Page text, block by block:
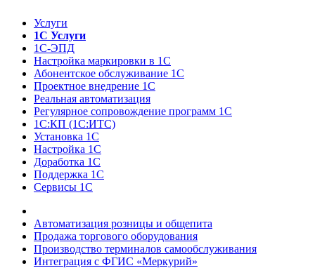
Услуги
1С Услуги
1С-ЭПД
Настройка маркировки в 1С
Абонентское обслуживание 1С
Проектное внедрение 1С
Реальная автоматизация
Регулярное сопровождение программ 1С
1С:КП (1С:ИТС)
Установка 1С
Настройка 1С
Доработка 1С
Поддержка 1С
Сервисы 1С
Автоматизация розницы и общепита
Продажа торгового оборудования
Производство терминалов самообслуживания
Интеграция с ФГИС «Меркурий»